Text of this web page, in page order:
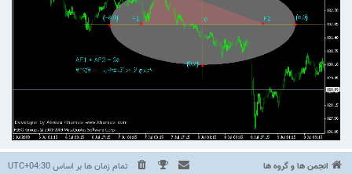
انجمن ها و گروه ها تمام زمان ها بر اساسUTC+04:30